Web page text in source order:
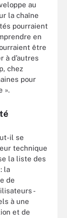
au
la chaîne
pourraient
en
être
à d’autres
chez
pour
».
il se
technique
la liste des
la
de
-
à une
et de